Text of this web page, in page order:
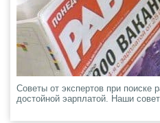
Советы от экспертов при поиске
достойной эарплатой. Наши